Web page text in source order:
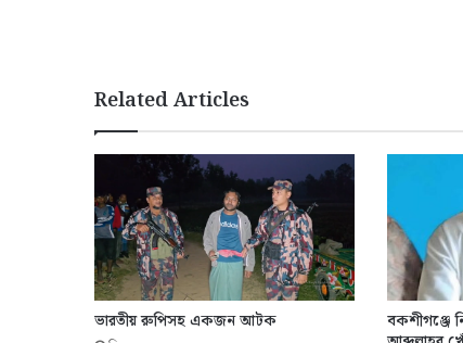
Related Articles
ভারতীয় রুপিসহ একজন আটক
বকশীগঞ্জে